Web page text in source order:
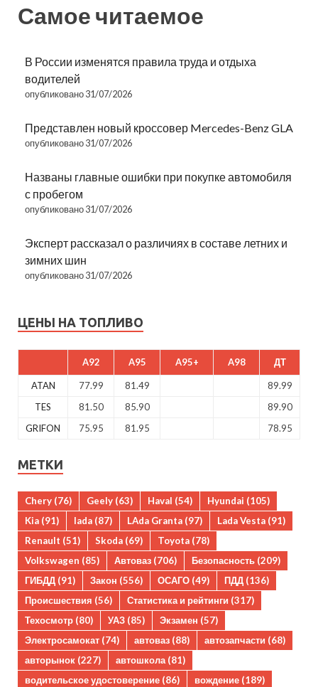
Самое читаемое
В России изменятся правила труда и отдыха
водителей
опубликовано 31/07/2026
Представлен новый кроссовер Mercedes-Benz GLA
опубликовано 31/07/2026
Названы главные ошибки при покупке автомобиля
с пробегом
опубликовано 31/07/2026
Эксперт рассказал о различиях в составе летних и
зимних шин
опубликовано 31/07/2026
ЦЕНЫ НА ТОПЛИВО
A92 A95 A95+ A98 ДТ
ATAN 77.99 81.49
89.99
TES
81.50 85.90
89.90
GRIFON
75.95 81.95 78.95
МЕТКИ
Chery (76) Geely (63) Haval (54) Hyundai (105)
Kia (91) lada (87) LAda Granta (97) Lada Vesta (91)
Renault (51) Skoda (69) Toyota (78)
Volkswagen (85) Автоваз (706) Безопасность (209)
ГИБДД (91) Закон (556) ОСАГО (49) ПДД (136)
Происшествия (56) Статистика и рейтинги (317)
Техосмотр (80) УАЗ (85) Экзамен (57)
Электросамокат (74) автоваз (88) автозапчасти (68)
авторынок (227) автошкола(81)
водительское удостоверение (86) вождение (189)